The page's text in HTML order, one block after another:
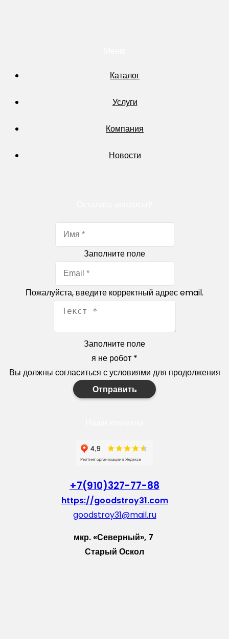
Каталог
Услуги
Компания
Новости
Заполните поле
Пожалуйста, введите корректный адрес email.
Заполните поле
я не робот *
Вы должны согласиться с условиями для продолжения
Отправить
+7(910)327-77-88
https://goodstroy31.com
goodstroy31@mail.ru
мкр. «Северный», 7
Старый Оскол